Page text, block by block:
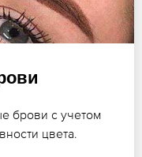
брови с учетом
цвета.